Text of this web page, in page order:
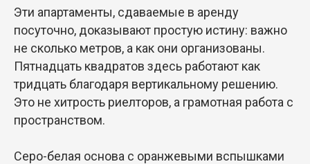
Эти апартаменты, сдаваемые в аренду
посуточно, доказывают простую истину: важно
не сколько метров, а как они организованы.
Пятнадцать квадратов здесь работают как
тридцать благодаря вертикальному решению.
Это не хитрость риелторов, а грамотная работа с
пространством.
Серо-белая основа с оранжевыми вспышками